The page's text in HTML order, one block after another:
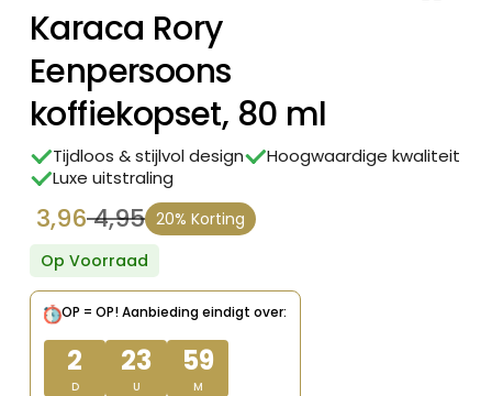
Karaca Rory
Eenpersoons
koffiekopset, 80 ml
Tijdloos & stijlvol design
Hoogwaardige kwaliteit
Luxe uitstraling
4,95
Oorspronkelijke
prijs
was:
€ 4,95.
3,96
Huidige
prijs
is:
€ 3,96.
20% Korting
Op Voorraad
OP = OP!Aanbieding eindigt over:
2
D
23
U
59
M